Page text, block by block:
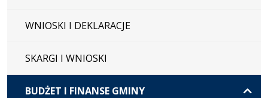
WNIOSKI I DEKLARACJE
SKARGI I WNIOSKI
BUDŻET I FINANSE GMINY